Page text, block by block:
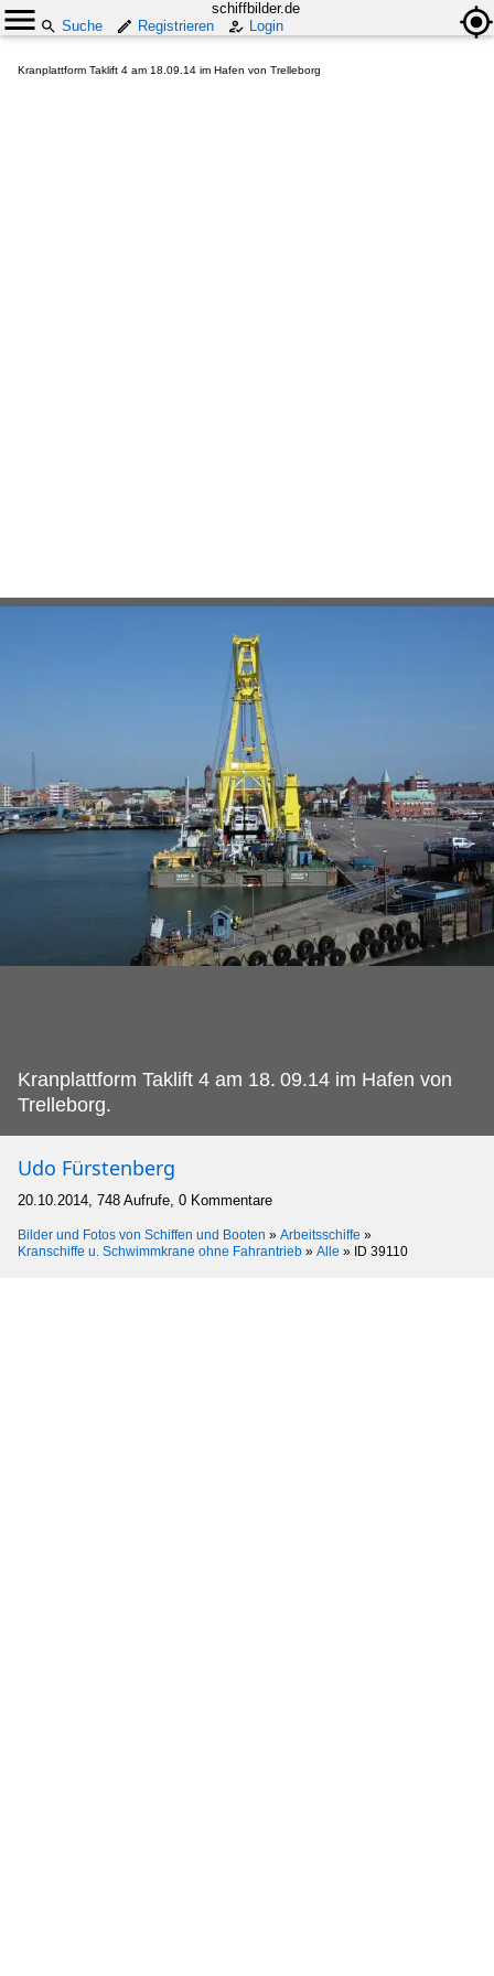
schiffbilder.de
Suche
Registrieren Login
Kranplattform Taklift 4 am 18.09.14 im Hafen von Trelleborg
Kranplattform Taklift 4 am 18. 09.14 im Hafen von
Trelleborg.
Udo Fürstenberg
20.10.2014, 748 Aufrufe, 0 Kommentare
Bilder und Fotos von Schiffen und Booten » Arbeitsschiffe »
Kranschiffe u. Schwimmkrane ohne Fahrantrieb » Alle » ID 39110